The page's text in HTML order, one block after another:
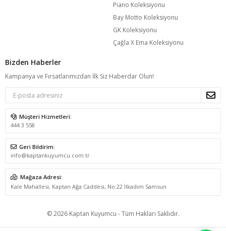
Piano Koleksiyonu
Bay Motto Koleksiyonu
GK Koleksiyonu
Çağla X Ema Koleksiyonu
Bizden Haberler
Kampanya ve Fırsatlarımızdan İlk Siz Haberdar Olun!
Müşteri Hizmetleri:
444 3 558
Geri Bildirim:
info@kaptankuyumcu.com.tr
Mağaza Adresi:
Kale Mahallesi, Kaptan Ağa Caddesi, No:22 İlkadım Samsun
© 2026 Kaptan Kuyumcu - Tüm Hakları Saklıdır.